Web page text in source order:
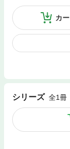
カ
シリーズ 全1冊